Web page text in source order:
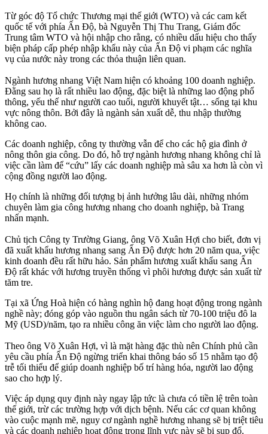
Từ góc độ Tổ chức Thương mại thế giới (WTO) và các cam kết
quốc tế với phía Ấn Độ, bà Nguyễn Thị Thu Trang, Giám đốc
Trung tâm WTO và hội nhập cho rằng, có nhiều dấu hiệu cho thấy
biện pháp cấp phép nhập khẩu này của Ấn Độ vi phạm các nghĩa
vụ của nước này trong các thỏa thuận liên quan.
Ngành hương nhang Việt Nam hiện có khoảng 100 doanh nghiệp.
Đằng sau họ là rất nhiều lao động, đặc biệt là những lao động phổ
thông, yếu thế như người cao tuổi, người khuyết tật… sống tại khu
vực nông thôn. Bởi đây là ngành sản xuất dễ, thu nhập thường
không cao.
Các doanh nghiệp, công ty thường vẫn để cho các hộ gia đình ở
nông thôn gia công. Do đó, hỗ trợ ngành hương nhang không chỉ là
việc cần làm để “cứu” lấy các doanh nghiệp mà sâu xa hơn là còn vì
cộng đồng người lao động.
Họ chính là những đối tượng bị ảnh hưởng lâu dài, những nhóm
chuyên làm gia công hương nhang cho doanh nghiệp, bà Trang
nhấn mạnh.
Chủ tịch Công ty Trường Giang, ông Võ Xuân Hợi cho biết, đơn vị
đã xuất khẩu hương nhang sang Ấn Độ được hơn 20 năm qua, việc
kinh doanh đều rất hữu hảo. Sản phẩm hương xuất khẩu sang Ấn
Độ rất khác với hương truyền thống vì phôi hương được sản xuất từ
tăm tre.
Tại xã Ứng Hoà hiện có hàng nghìn hộ đang hoạt động trong ngành
nghề này; đóng góp vào nguồn thu ngân sách từ 70-100 triệu đô la
Mỹ (USD)/năm, tạo ra nhiều công ăn việc làm cho người lao động.
Theo ông Võ Xuân Hợi, vì là mặt hàng đặc thù nên Chính phủ cần
yêu cầu phía Ấn Độ ngừng triển khai thông báo số 15 nhằm tạo độ
trễ tối thiểu để giúp doanh nghiệp bố trí hàng hóa, người lao động
sao cho hợp lý.
Việc áp dụng quy định này ngay lập tức là chưa có tiền lệ trên toàn
thế giới, trừ các trường hợp với dịch bệnh. Nếu các cơ quan không
vào cuộc mạnh mẽ, nguy cơ ngành nghề hương nhang sẽ bị triệt tiêu
và các doanh nghiệp hoạt động trong lĩnh vực này sẽ bị sụp đổ.